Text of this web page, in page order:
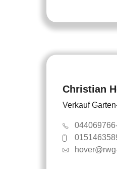
Christian
Verkauf